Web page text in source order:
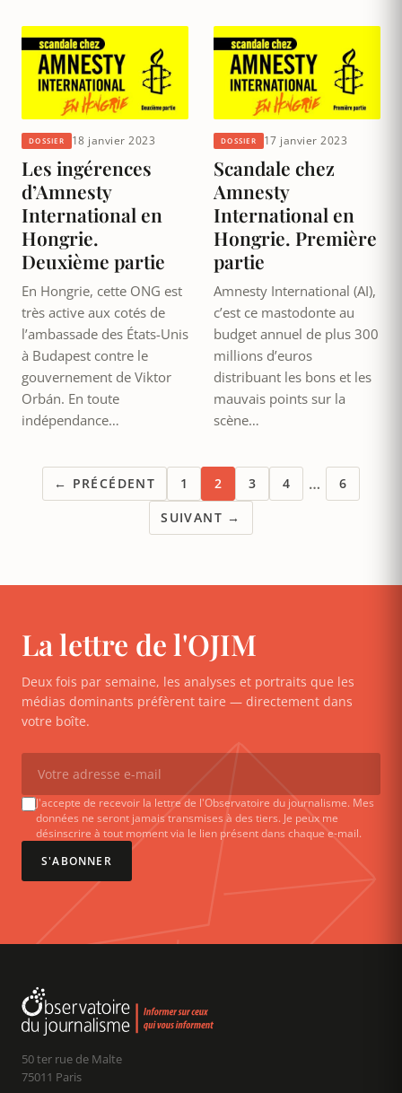
DOSSIER 18 janvier 2023
Les ingérences
d’Amnesty
International en
Hongrie.
Deuxième partie
En Hongrie, cette ONG est
très active aux cotés de
l’ambassade des États-Unis
à Budapest contre le
gouvernement de Viktor
Orbán. En toute
indépendance…
DOSSIER 17 janvier 2023
Scandale chez
Amnesty
International en
Hongrie. Première
partie
Amnesty International (AI),
c’est ce mastodonte au
budget annuel de plus 300
millions d’euros
distribuant les bons et les
mauvais points sur la
scène…
← PRÉCÉDENT 1 2 3 4 …
6
SUIVANT →
La lettre de l'OJIM
Deux fois par semaine, les analyses et portraits que les
médias dominants préfèrent taire — directement dans
votre boîte.
J'accepte de recevoir la lettre de l'Observatoire du journalisme. Mes
données ne seront jamais transmises à des tiers. Je peux me
désinscrire à tout moment via le lien présent dans chaque e-mail.
S'ABONNER
50 ter rue de Malte
75011 Paris